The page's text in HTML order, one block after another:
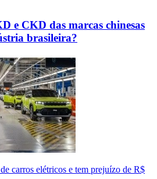
e CKD das marcas chinesas
brasileira?
carros elétricos e tem prejuízo de R$